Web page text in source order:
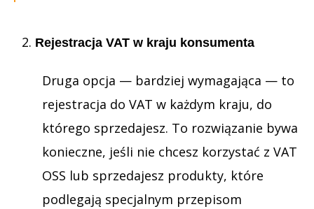
Rejestracja VAT w kraju konsumenta
Druga opcja — bardziej wymagająca — to
rejestracja do VAT w każdym kraju, do
którego sprzedajesz. To rozwiązanie bywa
konieczne, jeśli nie chcesz korzystać z VAT
OSS lub sprzedajesz produkty, które
podlegają specjalnym przepisom